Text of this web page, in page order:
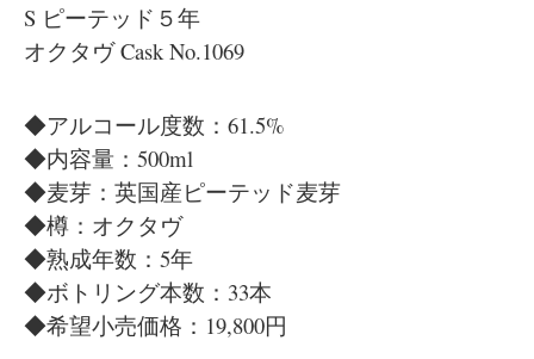
S ピーテッド５年
オクタヴ Cask No.1069
◆アルコール度数：61.5%
◆内容量：500ml
◆麦芽：英国産ピーテッド麦芽
◆樽：オクタヴ
◆熟成年数：5年
◆ボトリング本数：33本
◆希望小売価格：19,800円